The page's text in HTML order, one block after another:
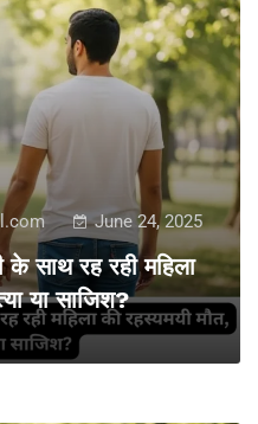
June 24, 2025
साथ रह रही महिला
या साजिश?